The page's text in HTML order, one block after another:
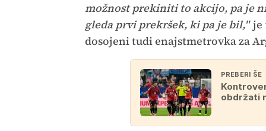
možnost prekiniti to akcijo, pa je
gleda prvi prekršek, ki pa je bil,"je
dosojeni tudi enajstmetrovka za
PREBERI ŠE
obdržati